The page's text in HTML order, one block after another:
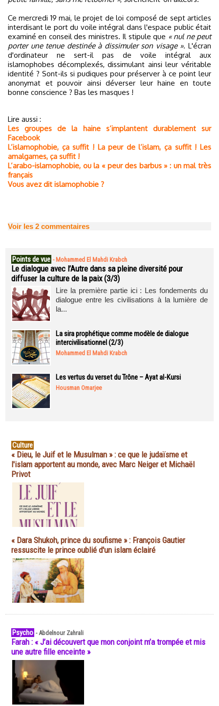
Ce mercredi 19 mai, le projet de loi composé de sept articles
interdisant le port du voile intégral dans l'espace public était
examiné en conseil des ministres. Il stipule que « nul ne peut
porter une tenue destinée à dissimuler son visage ». L'écran
d'ordinateur ne sert-il pas de voile intégral aux
islamophobes décomplexés, dissimulant ainsi leur véritable
identité ? Sont-ils si pudiques pour préserver à ce point leur
anonymat et pouvoir ainsi déverser leur haine en toute
bonne conscience ? Bas les masques !
Lire aussi :
Les groupes de la haine s’implantent durablement sur
Facebook
L’islamophobie, ça suffit ! La peur de l’islam, ça suffit ! Les
amalgames, ça suffit !
L’arabo-islamophobie, ou la « peur des barbus » : un mal très
français
Vous avez dit islamophobie ?
Voir les 2 commentaires
Points de vue - Mohammed El Mahdi Krabch
Le dialogue avec l’Autre dans sa pleine diversité pour
diffuser la culture de la paix (3/3)
Lire la première partie ici : Les fondements du
dialogue entre les civilisations à la lumière de
la...
La sira prophétique comme modèle de dialogue
intercivilisationnel (2/3)
Mohammed El Mahdi Krabch
Les vertus du verset du Trône – Ayat al-Kursi
Housman Omarjee
Culture
« Dieu, le Juif et le Musulman » : ce que le judaïsme et
l'islam apportent au monde, avec Marc Neiger et Michaël
Privot
« Dara Shukoh, prince du soufisme » : François Gautier
ressuscite le prince oublié d'un islam éclairé
Psycho -Abdelnour Zahrali
Farah : « J’ai découvert que mon conjoint m’a trompée et mis
une autre fille enceinte »